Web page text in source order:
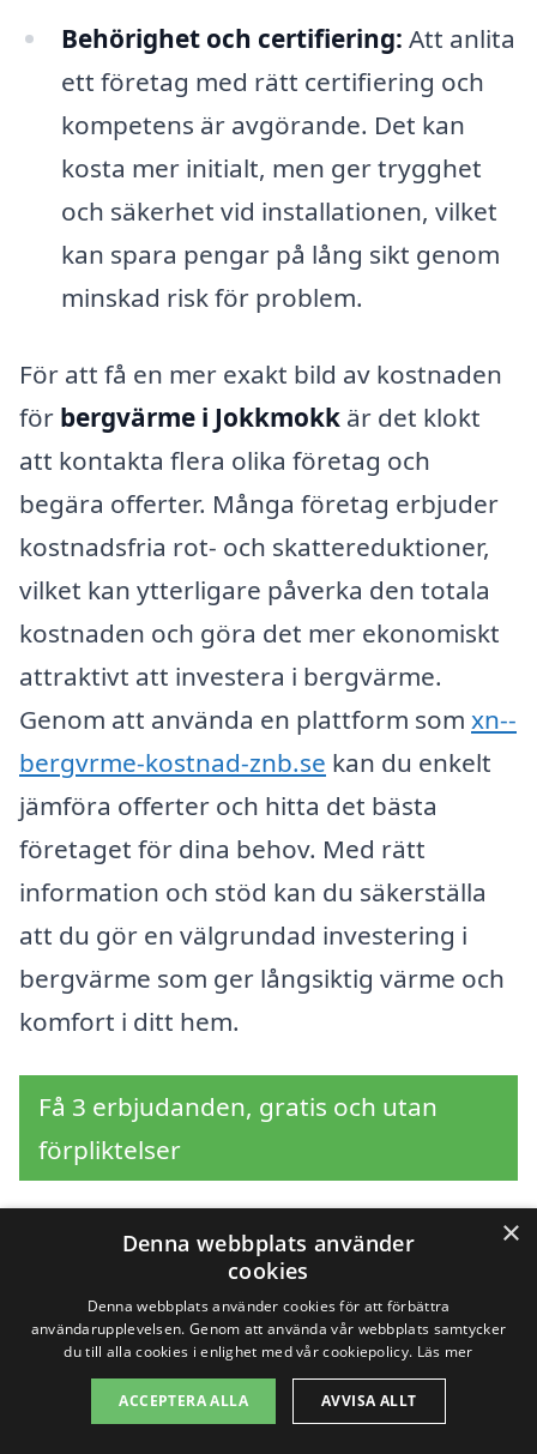
Behörighet och certifiering: Att anlita
ett företag med rätt certifiering och
kompetens är avgörande. Det kan
kosta mer initialt, men ger trygghet
och säkerhet vid installationen, vilket
kan spara pengar på lång sikt genom
minskad risk för problem.
För att få en mer exakt bild av kostnaden
för bergvärme i Jokkmokk är det klokt
att kontakta flera olika företag och
begära offerter. Många företag erbjuder
kostnadsfria rot- och skattereduktioner,
vilket kan ytterligare påverka den totala
kostnaden och göra det mer ekonomiskt
attraktivt att investera i bergvärme.
Genom att använda en plattform som xn--
bergvrme-kostnad-znb.se kan du enkelt
jämföra offerter och hitta det bästa
företaget för dina behov. Med rätt
information och stöd kan du säkerställa
att du gör en välgrundad investering i
bergvärme som ger långsiktig värme och
komfort i ditt hem.
Få 3 erbjudanden, gratis och utan
förpliktelser
Sök efter en
professionell för
bergvärme i andra
×
Denna webbplats använder
cookies
Denna webbplats använder cookies för att förbättra
användarupplevelsen. Genom att använda vår webbplats samtycker
du till alla cookies i enlighet med vår cookiepolicy. Läs mer
ACCEPTERA ALLA AVVISA ALLT